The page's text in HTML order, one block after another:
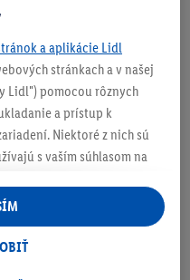
a aplikácie Lidl
stránkach a v našej
Lidl") pomocou rôznych
a prístup k
Niektoré z nich sú
s vaším súhlasom na
Lidl aj mimo nich. Ak
tieto účely sa spracúvajú
v obchode.